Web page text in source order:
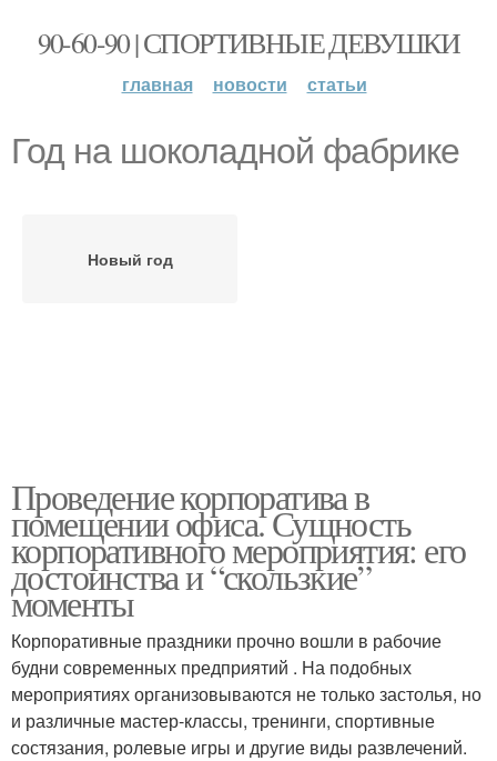
90-60-90 | СПОРТИВНЫЕ ДЕВУШКИ
главная новости статьи
Год на шоколадной фабрике
Новый год
Проведение корпоратива в
помещении офиса. Сущность
корпоративного мероприятия: его
достоинства и “скользкие”
моменты
Корпоративные праздники прочно вошли в рабочие
будни современных предприятий . На подобных
мероприятиях организовываются не только застолья, но
и различные мастер-классы, тренинги, спортивные
состязания, ролевые игры и другие виды развлечений.